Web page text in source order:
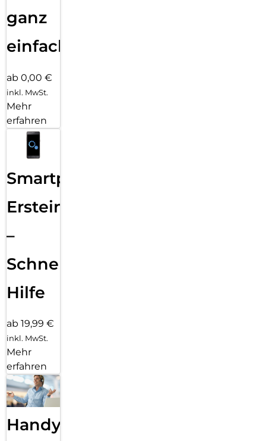
ganz
einfach
ab 0,00 €
inkl. MwSt.
Mehr
erfahren
Smartphone
Ersteinrichtung
–
Schnelle
Hilfe
ab 19,99 €
inkl. MwSt.
Mehr
erfahren
Handy